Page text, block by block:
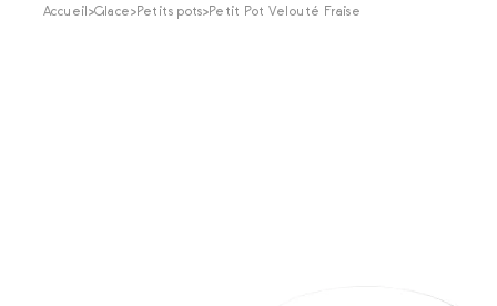
Accueil Glace Petits pots Petit Pot Velouté Fraise